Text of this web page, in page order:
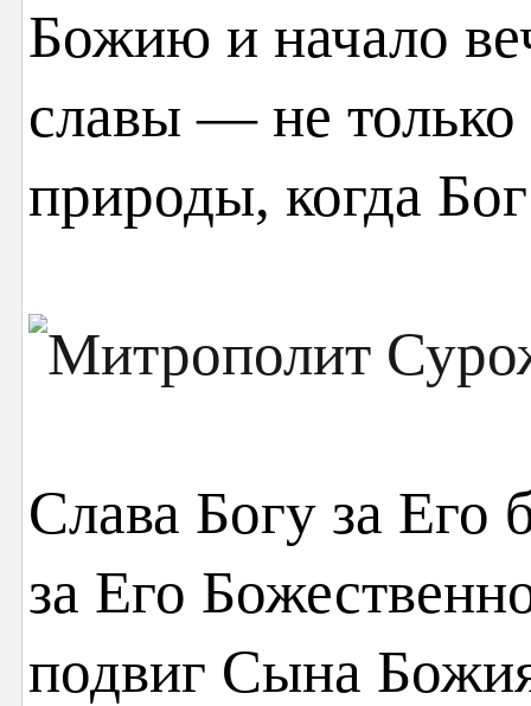
Божию и начало
славы — не только
природы, когда
Слава Богу за Его
за Его
подвиг Сына